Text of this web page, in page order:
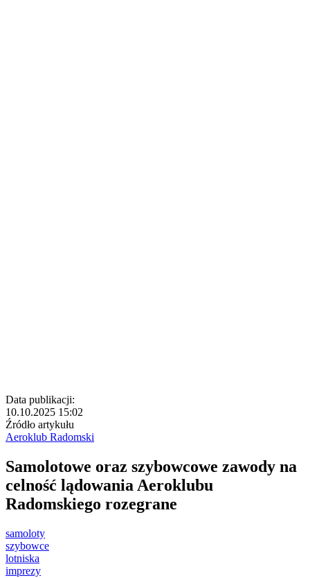
Data publikacji:
10.10.2025 15:02
Źródło artykułu
Aeroklub Radomski
Samolotowe oraz szybowcowe zawody na
celność lądowania Aeroklubu
Radomskiego rozegrane
samoloty
szybowce
lotniska
imprezy